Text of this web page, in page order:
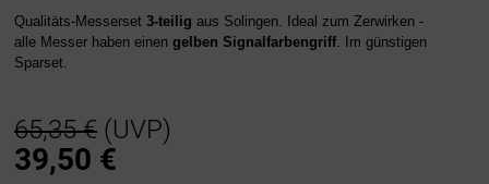
Qualitäts-Messerset 3-teilig aus Solingen. Ideal zum Zerwirken -
alle Messer haben einen gelben Signalfarbengriff. Im günstigen
Sparset.
65,35 € (UVP)
39,50 €